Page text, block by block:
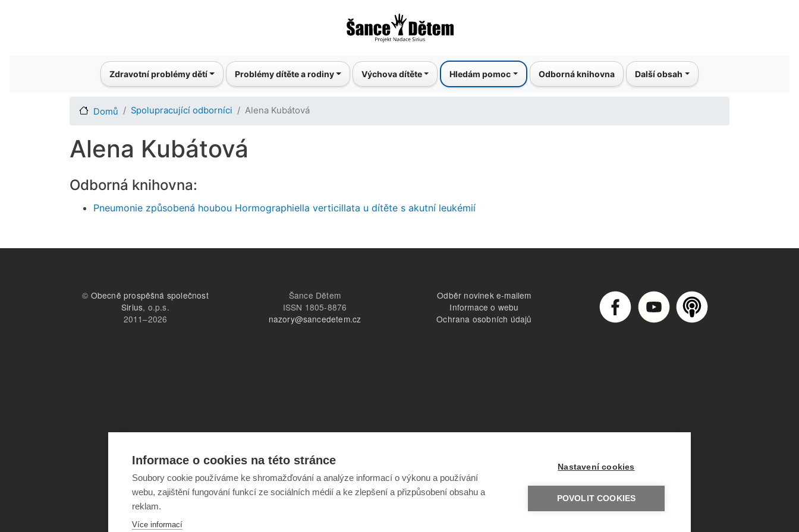
k
hlavnímu
Main navigationZdravotní problémy dětí Problémy dítěte a rodiny Výchova dítěte Hledám pomoc Odborná knihovna Další obsah
Domů Spolupracující odborníci Alena Kubátová
Alena Kubátová
Odborná knihovna:
Pneumonie způsobená houbou Hormographiella verticillata u dítěte s akutní leukémií
© Obecně prospěšná společnost
Sirius, o.p.s.
2011–2026
Šance Dětem
ISSN 1805-8876
nazory@sancedetem.cz
Odběr novinek e-mailem
Informace o webu
Ochrana osobních údajů
Informace o cookies na této stránce
Soubory cookie používáme ke shromažďování a analýze informací o výkonu a používání
webu, zajištění fungování funkcí ze sociálních médií a ke zlepšení a přizpůsobení obsahu a
reklam.
Více informací
Nastavení cookies
POVOLIT COOKIES